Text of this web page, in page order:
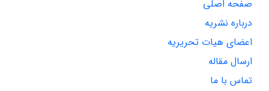
صفحه اصلی
درباره نشریه
اعضای هیات تحریریه
ارسال مقاله
تماس با ما